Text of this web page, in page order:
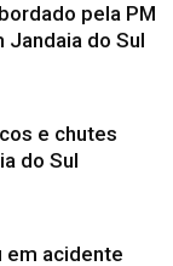
pela PM
Jandaia do Sul
e chutes
do Sul
em acidente